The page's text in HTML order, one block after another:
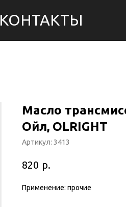
КОНТАКТЫ
Масло
Ойл, OLRIGHT
Артикул: 3413
820 р.
Применение: прочие